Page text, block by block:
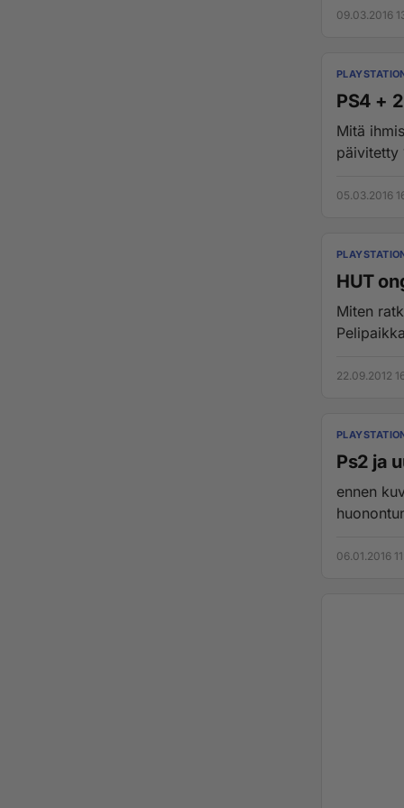
09.03.2016
PS4 +
Mitä
päivitetty
05.03.2016
HUT
Miten
22.09.2012
Ps2 ja
ennen
06.01.2016